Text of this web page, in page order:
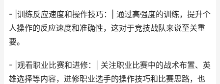
- |训练反应速度和操作技巧：| 通过高强度的训练，提升个
人操作的反应速度和准确性，这对于竞技战队来说至关重
要。
- |观看职业比赛和进修：| 关注职业比赛中的战术布置、英
雄选择等内容，进修职业选手的操作技巧和比赛思路，也